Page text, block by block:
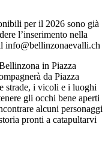
per il 2026 sono già
l’inserimento nella
info@bellinzonaevalli.ch
in Piazza
da Piazza
strade, i vicoli e i luoghi
gli occhi bene aperti
alcuni personaggi
pronti a catapultarvi